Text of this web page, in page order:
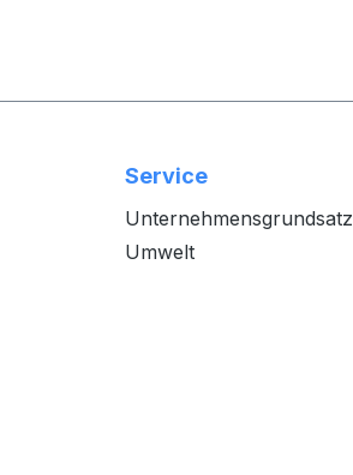
Service
Unternehmensgrundsatz
Umwelt